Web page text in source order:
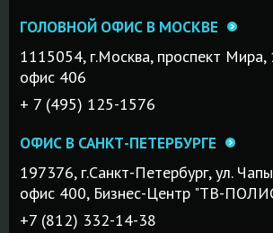
ГОЛОВНОЙ ОФИС В МОСКВЕ
1115054, г.Mосква, проспект Мира,
офис 406
+ 7 (495) 125-1576
ОФИС В САНКТ-ПЕТЕРБУРГЕ
197376, г.Санкт-Петербург, ул.
офис 400, Бизнес-Центр "ТВ-
+7 (812) 332-14-38